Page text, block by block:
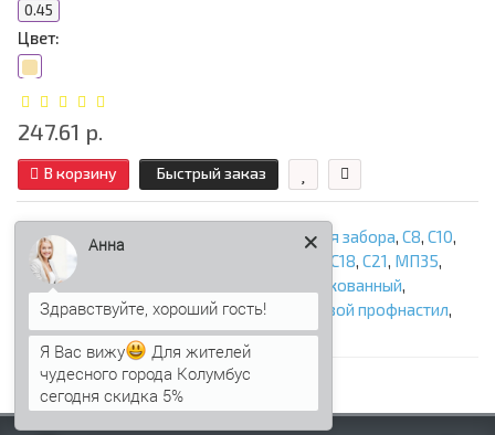
0.45
Цвет:
247.61 р.
В корзину Быстрый заказ
Профнастил для крыши Профнастил для забора, С8, С10,
МП10
СС10 НС18, C21, МП35,
НС35,Н60 оцинкованный,
Профнастил фигурный для забора
Стеновой профнастил,
трулы и лаги,ООО «Профнастил Сэндвич».
Анна
Я Вас вижу
Для жителей
чудесного города Колумбус
сегодня скидка 5%